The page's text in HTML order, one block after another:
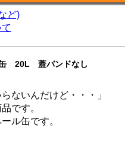
ど)
缶 20L 蓋バンドなし
ないんだけど・・・」
です。
ル缶です。